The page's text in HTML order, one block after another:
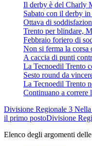
Il derby è del Charly
Sabato con il derby in
Ottava di
Trento per blindare,
Febbraio foriero di
Non si ferma la corsa
A caccia di punti
La Tecnoedil Trento
Sesto round da
La Tecnoedil Trento
Continuano a correre
Divisione Regionale 3
il primo postoDivisione
Elenco degli argomenti